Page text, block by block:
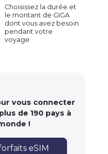
Choisissez la durée et
le montant de GIGA
dont vous avez besoin
pendant votre
voyage
vous connecter
de 190 pays à
!
eSIM